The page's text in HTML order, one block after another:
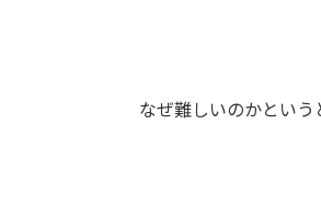
なぜ難しいのかという